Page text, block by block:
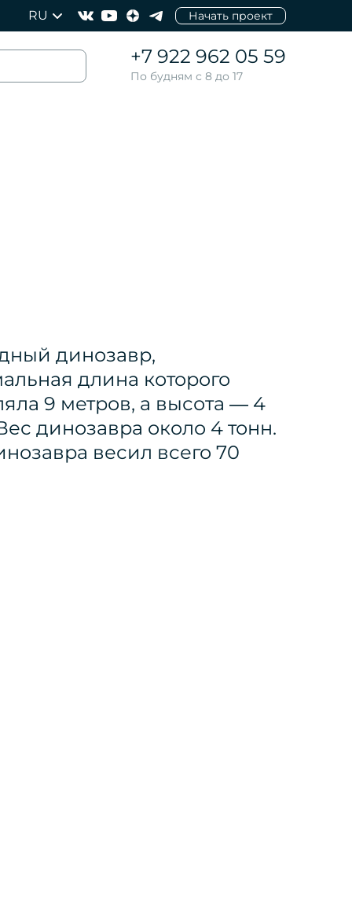
RU Начать проект
+7 922 962 05 59
По будням с 8 до 17
динозавр,
длина которого
9 метров, а высота — 4
динозавра около 4 тонн.
весил всего 70